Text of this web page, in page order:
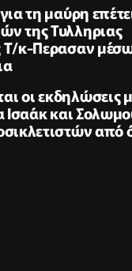
τη μαύρη
της Τυλληριας
Τ/κ-Περασαν
οι εκδηλώσεις
Ισαάκ και
από